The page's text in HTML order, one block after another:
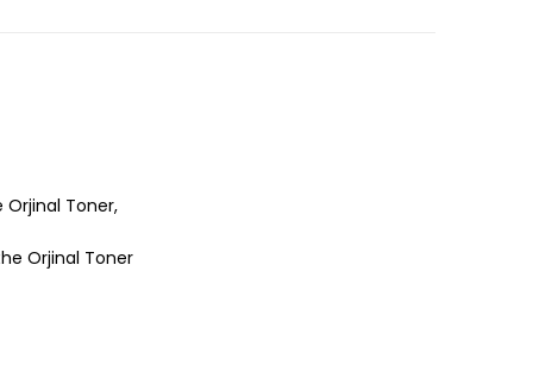
Orjinal Toner,
Orjinal Toner